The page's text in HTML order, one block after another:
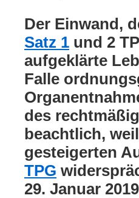
Der Einwand,
Satz 1 und 2
aufgeklärte
Falle
des
beachtlich,
gesteigerten
TPG
29. Januar